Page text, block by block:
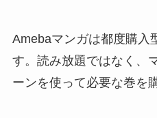
Amebaマンガは都度購入
す。読み放題ではなく、
ーンを使って必要な巻を